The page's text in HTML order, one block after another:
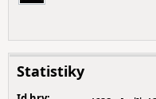
Statistiky